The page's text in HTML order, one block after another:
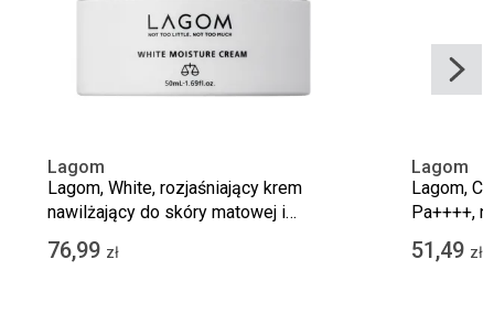
Lagom
Lagom, White, rozjaśniający krem
nawilżający do skóry matowej i
nierównomiernej, 50 ml
76,99 zł
Lagom
Lagom,
Pa++++,
ochrony,
51,49 zł